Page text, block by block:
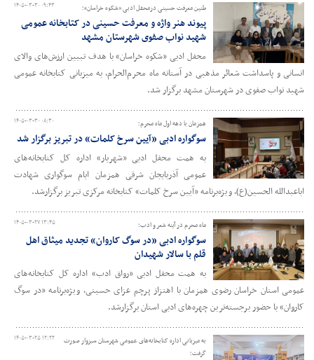
۱۴۰۵-۰۳-۳۰ ۰۹:۴۳ طنین معرفت حسینی درمحفل ادبی «شکوه خراسان»؛
پیوند هنر واژه و معرفت حسینی در کتابخانه عمومی
شهید نواب صفوی شهرستان مشهد
محفل ادبی «شکوه خراسان» با هدف تبیین ارزش‌های والای
انسانی و پاسداشت شعائر مذهبی در آستانه ماه محرم‌الحرام، به میزبانی کتابخانه عمومی
شهید نواب صفوی در شهرستان مشهد برگزار شد.
۱۴۰۵-۰۳-۳۰ ۰۸:۳۰ همزمان با دهه اول ماه محرم؛
سوگواره ادبی «آیین سرخ کلمات» در تبریز برگزار شد
به همت محفل ادبی «شهریار» اداره کل کتابخانه‌های
عمومی آذربایجان شرقی همزمان ایام سوگواری شهادت
اباعبدالله الحسین(ع)، ویژه‌برنامه «آیین سرخ کلمات» کتابخانه مرکزی تبریز برگزارشد.
۱۴۰۵-۰۳-۲۷ ۱۳:۴۵ ماه محرم در آینه شعر و ادب؛
سوگواره ادبی «در سوگ کاروان» تجدید میثاق اهل
قلم با سالار شهیدان
به همت محفل ادبی «رواق ادب» اداره کل کتابخانه‌های
عمومی استان خراسان رضوی همزمان با اهتزاز پرچم عزای حسینی، ویژه‌برنامه «در سوگ
کاروان» با حضور برجسته‌ترین چهره‌های ادبی استان برگزارشد.
۱۴۰۵-۰۳-۲۵ ۱۲:۲۲
به میزبانی اداره کتابخانه‌های عمومی شهرستان سبزوار صورت
گرفت؛